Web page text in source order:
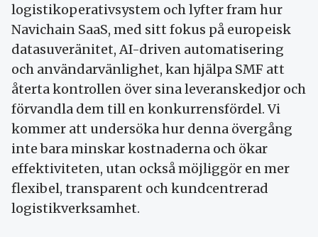
logistikoperativsystem och lyfter fram hur
Navichain SaaS, med sitt fokus på europeisk
datasuveränitet, AI-driven automatisering
och användarvänlighet, kan hjälpa SMF att
återta kontrollen över sina leveranskedjor och
förvandla dem till en konkurrensfördel. Vi
kommer att undersöka hur denna övergång
inte bara minskar kostnaderna och ökar
effektiviteten, utan också möjliggör en mer
flexibel, transparent och kundcentrerad
logistikverksamhet.